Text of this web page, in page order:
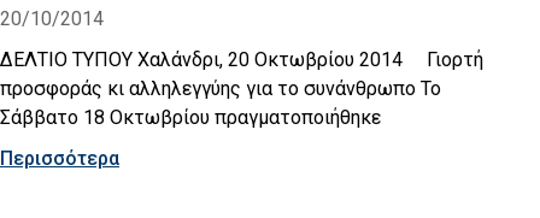
20/10/2014
ΔΕΛΤΙΟ ΤΥΠΟΥ Χαλάνδρι, 20 Oκτωβρίου 2014 Γιορτή
προσφοράς κι αλληλεγγύης για το συνάνθρωπο Το
Σάββατο 18 Οκτωβρίου πραγματοποιήθηκε
Περισσότερα